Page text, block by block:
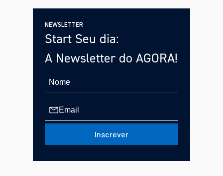
NEWSLETTER
Start Seu dia:
A Newsletter do AGORA!
Inscrever